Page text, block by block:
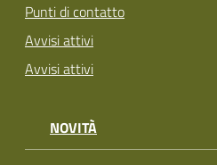
Punti di contatto
Avvisi attivi
Avvisi attivi
NOVITÀ